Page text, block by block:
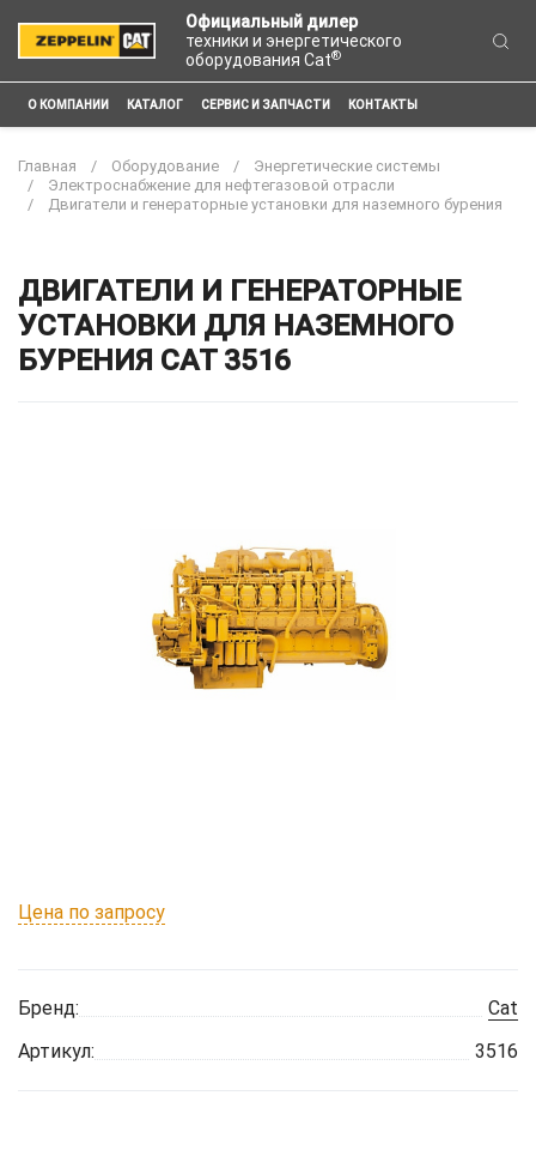
Официальный дилер
техники и энергетического
оборудования Cat®
О КОМПАНИИ КАТАЛОГ СЕРВИС И ЗАПЧАСТИ КОНТАКТЫ
Главная Оборудование
Энергетические системы
Электроснабжение для нефтегазовой отрасли
Двигатели и генераторные установки для наземного бурения
ДВИГАТЕЛИ И ГЕНЕРАТОРНЫЕ
УСТАНОВКИ ДЛЯ НАЗЕМНОГО
БУРЕНИЯ CAT 3516
Цена по запросу
Бренд:
Cat
Артикул:
3516